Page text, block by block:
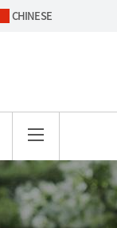
CHINESE
사이트맵